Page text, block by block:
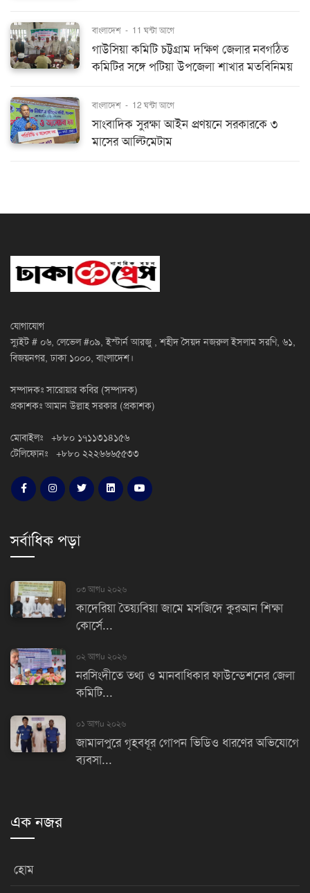
বাংলাদেশ - 11 ঘন্টা আগে
গাউসিয়া কমিটি চট্টগ্রাম দক্ষিণ জেলার নবগঠিত
কমিটির সঙ্গে পটিয়া উপজেলা শাখার মতবিনিময়
বাংলাদেশ - 12 ঘন্টা আগে
সাংবাদিক সুরক্ষা আইন প্রণয়নে সরকারকে ৩
মাসের আল্টিমেটাম
যোগাযোগ
স্যুইট # ০৬, লেভেল #০৯, ইস্টার্ন আরজু , শহীদ সৈয়দ নজরুল ইসলাম সরণি, ৬১,
বিজয়নগর, ঢাকা ১০০০, বাংলাদেশ।
সম্পাদকঃ সারোয়ার কবির (সম্পাদক)
প্রকাশকঃ আমান উল্লাহ সরকার (প্রকাশক)
মোবাইলঃ +৮৮০ ১৭১১৩১৪১৫৬
টেলিফোনঃ +৮৮০ ২২২৬৬৬৫৫৩৩
সর্বাধিক পড়া
০৩ আগu ২০২৬
কাদেরিয়া তৈয়্যবিয়া জামে মসজিদে কুরআন শিক্ষা
কোর্সে...
০২ আগu ২০২৬
নরসিংদীতে তথ্য ও মানবাধিকার ফাউন্ডেশনের জেলা
কমিটি...
০১ আগu ২০২৬
জামালপুরে গৃহবধূর গোপন ভিডিও ধারণের অভিযোগে
ব্যবসা...
এক নজর
হোম